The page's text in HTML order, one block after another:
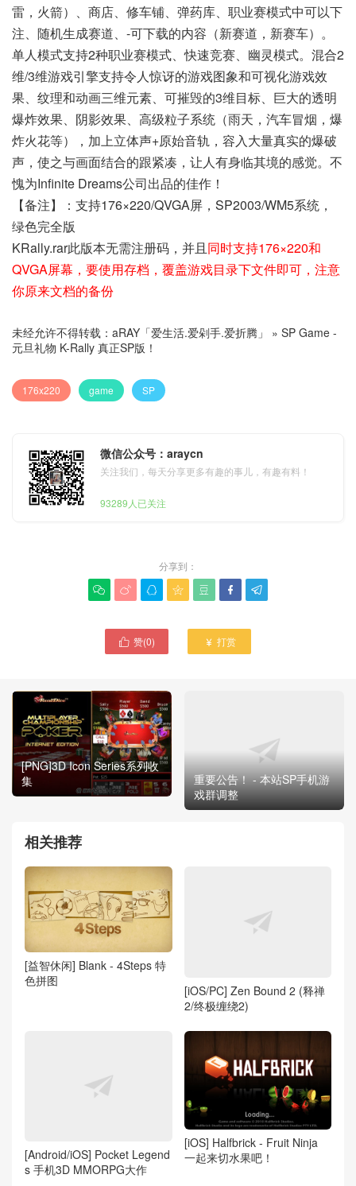
雷，火箭）、商店、修车铺、弹药库、职业赛模式中可以下
注、随机生成赛道、-可下载的内容（新赛道，新赛车）。
单人模式支持2种职业赛模式、快速竞赛、幽灵模式。混合2
维/3维游戏引擎支持令人惊讶的游戏图象和可视化游戏效
果、纹理和动画三维元素、可摧毁的3维目标、巨大的透明
爆炸效果、阴影效果、高级粒子系统（雨天，汽车冒烟，爆
炸火花等），加上立体声+原始音轨，容入大量真实的爆破
声，使之与画面结合的跟紧凑，让人有身临其境的感觉。不
愧为Infinite Dreams公司出品的佳作！
【备注】：支持176×220/QVGA屏，SP2003/WM5系统，
绿色完全版
KRally.rar此版本无需注册码，并且 同时支持176×220和
QVGA屏幕，要使用存档，覆盖游戏目录下文件即可，注意
你原来文档的备份
未经允许不得转载： aRAY「爱生活.爱剁手.爱折腾」 » SP Game -
元旦礼物 K-Rally 真正SP版！
176x220 game SP
微信公众号：araycn
关注我们，每天分享更多有趣的事儿，有趣有料！
93289人已关注
分享到：
      
 赞(0)  打赏
[PNG]3D Icon Series系列收
集
重要公告！ - 本站SP手机游
戏群调整
相关推荐
[益智休闲] Blank - 4Steps 特
色拼图
[iOS/PC] Zen Bound 2 (释禅
2/终极缠绕2)
[Android/iOS] Pocket Legend
s 手机3D MMORPG大作
[iOS] Halfbrick - Fruit Ninja
一起来切水果吧！